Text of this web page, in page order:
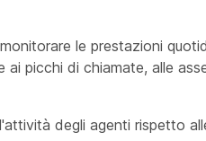
le prestazioni
picchi di chiamate, alle
degli agenti rispetto